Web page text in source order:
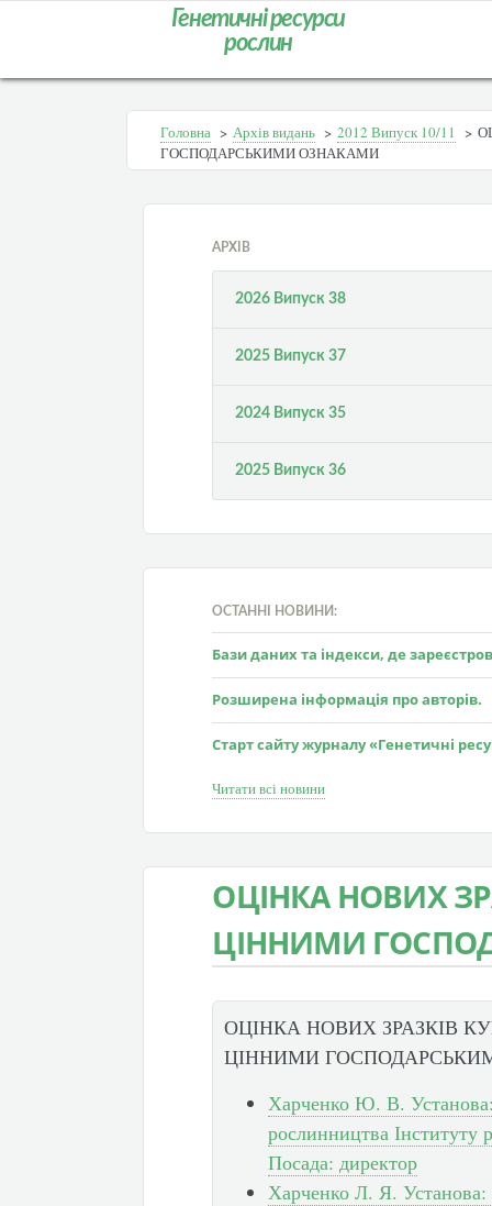
Генетичні ресурси
рослин
Головна > Архів видань > 2012 Випуск 10/11 >
ГОСПОДАРСЬКИМИ ОЗНАКАМИ
АРХІВ
2026 Випуск 38
2025 Випуск 37
2024 Випуск 35
2025 Випуск 36
ОСТАННІ НОВИНИ:
Бази даних та індекси, де
Розширена інформація про авторів.
Старт сайту журналу «Генетичні
Читати всі новини
ОЦІНКА НОВИХ
ЦІННИМИ
ОЦІНКА НОВИХ ЗРАЗКІВ
ЦІННИМИ
Харченко Ю. В. Установа:
рослинництва
Посада: директор
Харченко Л. Я. Установа: